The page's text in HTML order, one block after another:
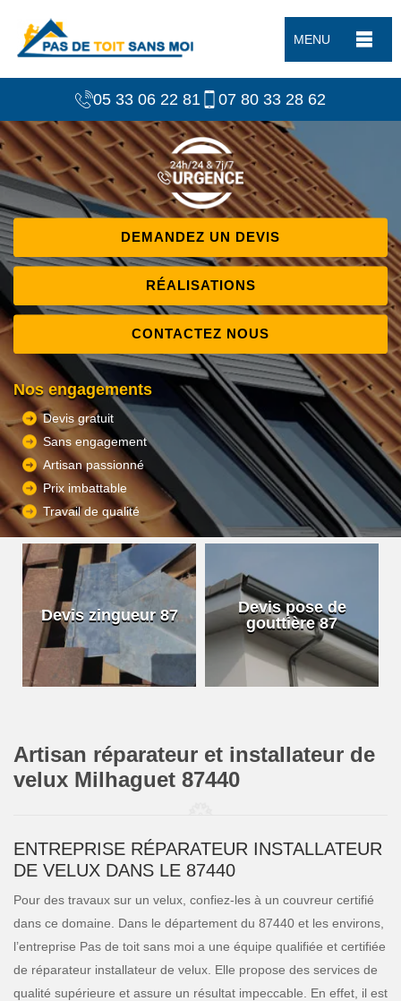
MENU
05 33 06 22 81 07 80 33 28 62
DEMANDEZ UN DEVIS
RÉALISATIONS
CONTACTEZ NOUS
Nos engagements
Devis gratuit
Sans engagement
Artisan passionné
Prix imbattable
Travail de qualité
Devis zingueur 87
Devis pose de
gouttière 87
Artisan réparateur et installateur de
velux Milhaguet 87440
ENTREPRISE RÉPARATEUR INSTALLATEUR
DE VELUX DANS LE 87440
Pour des travaux sur un velux, confiez-les à un couvreur certifié
dans ce domaine. Dans le département du 87440 et les environs,
l’entreprise Pas de toit sans moi a une équipe qualifiée et certifiée
de réparateur installateur de velux. Elle propose des services de
qualité supérieure et assure un résultat impeccable. En effet, il est